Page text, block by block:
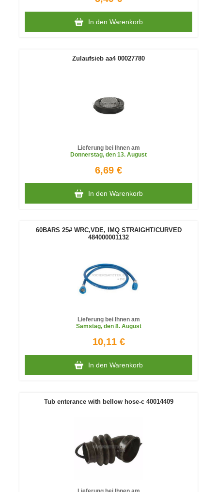
In den Warenkorb
Zulaufsieb aa4 00027780
Lieferung bei Ihnen am
Donnerstag, den 13. August
6,69 €
In den Warenkorb
60BARS 25# WRC,VDE, IMQ STRAIGHT/CURVED
484000001132
Lieferung bei Ihnen am
Samstag, den 8. August
10,11 €
In den Warenkorb
Tub enterance with bellow hose-c 40014409